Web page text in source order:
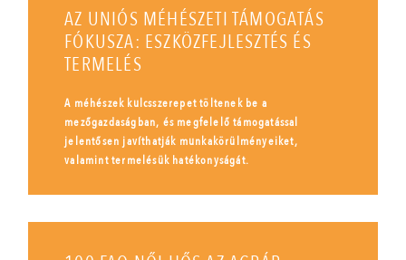
AZ UNIÓS MÉHÉSZETI TÁMOGATÁS
FÓKUSZA: ESZKÖZFEJLESZTÉS ÉS
TERMELÉS
A méhészek kulcsszerepet töltenek be a
mezőgazdaságban, és megfelelő támogatással
jelentősen javíthatják munkakörülményeiket,
valamint termelésük hatékonyságát.